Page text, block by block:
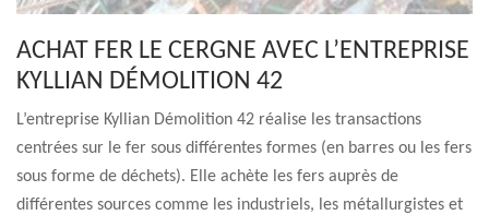
ACHAT FER LE CERGNE AVEC L’ENTREPRISE
KYLLIAN DÉMOLITION 42
L’entreprise Kyllian Démolition 42 réalise les transactions
centrées sur le fer sous différentes formes (en barres ou les fers
sous forme de déchets). Elle achète les fers auprès de
différentes sources comme les industriels, les métallurgistes et